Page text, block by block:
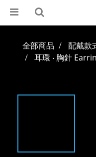
全部商品
配戴款
耳環 ‧ 胸針